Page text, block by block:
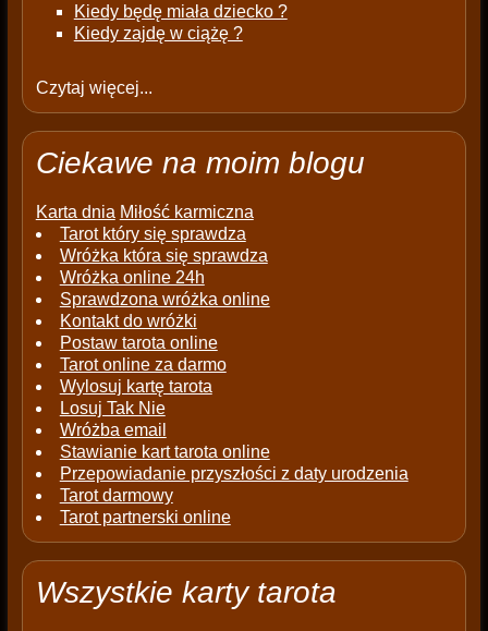
Kiedy będę miała dziecko ?
Kiedy zajdę w ciążę ?
Czytaj więcej...
Ciekawe na moim blogu
Karta dnia Miłość karmiczna
Tarot który się sprawdza
Wróżka która się sprawdza
Wróżka online 24h
Sprawdzona wróżka online
Kontakt do wróżki
Postaw tarota online
Tarot online za darmo
Wylosuj kartę tarota
Losuj Tak Nie
Wróżba email
Stawianie kart tarota online
Przepowiadanie przyszłości z daty urodzenia
Tarot darmowy
Tarot partnerski online
Wszystkie karty tarota